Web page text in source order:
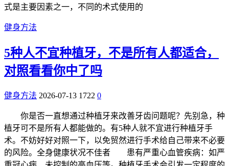
式是主要因素之一，不同的术式使用的
健身方法
5种人不宜种植牙，不是所有人都适合，
对照看看你中了吗
健身方法 2026-07-13 1722 0
你是否一直想通过种植牙来改善牙齿问题呢？先别急，种
植牙可不是所有人都能做的。有5种人就不宜进行种植牙手
术。不妨好好对照一下，以免贸然进行手术给自己带来不必要
的风险。全身健康状况不佳者 患有严重心血管疾病：如严